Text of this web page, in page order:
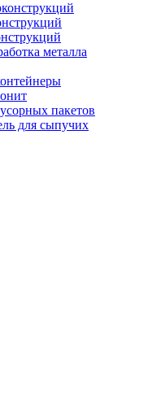
металла
пакетов
для сыпучих